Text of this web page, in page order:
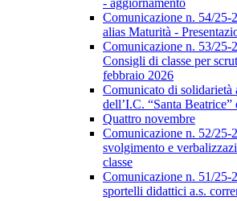
- aggiornamento
Comunicazione n. 54/25-
alias Maturità -
Comunicazione n. 53/25-
Consigli di classe per
febbraio 2026
Comunicato di solidarietà
dell’I.C. “Santa Beatrice”
Quattro novembre
Comunicazione n. 52/25-
svolgimento e
classe
Comunicazione n. 51/25-
sportelli didattici a.s.